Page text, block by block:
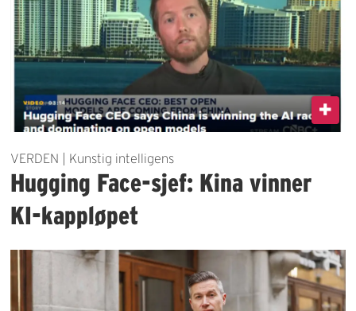
VERDEN | Kunstig intelligens
Hugging Face-sjef: Kina vinner
KI-kappløpet